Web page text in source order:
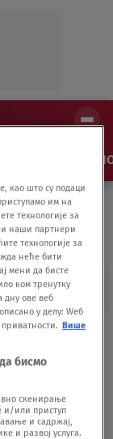
vreme da
као што су подаци
им на
технологије за
и наши партнери
технологије за
неће бити
мени да бисте
ком тренутку
ове веб
у делу: Wеб
Више
бисмо
скенирање
и/или приступ
и садржај,
и развој услуга.